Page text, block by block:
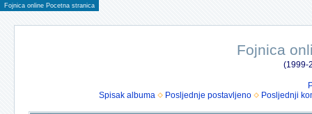
Fojnica online Pocetna stranica
Fojnica
(1999-
Spisak albuma
Posljednje postavljeno Posljednji